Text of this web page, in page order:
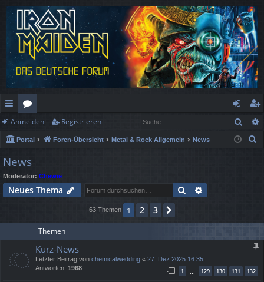
ch
ne
llz
ug
rif
or
en
n
m
eg
ist
Anmelden Registrieren
Portal Foren-Übersicht Metal & Rock Allgemein News
News
Moderator: Chewie
Neues Thema Suche
63 Themen 1 2 3
Themen
Kurz-News
Letzter Beitrag von chemicalwedding « 27. Dez 2025 16:35
Antworten: 1968 1 129 130 131 132